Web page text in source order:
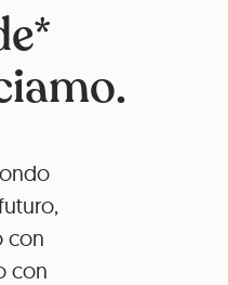
con
con